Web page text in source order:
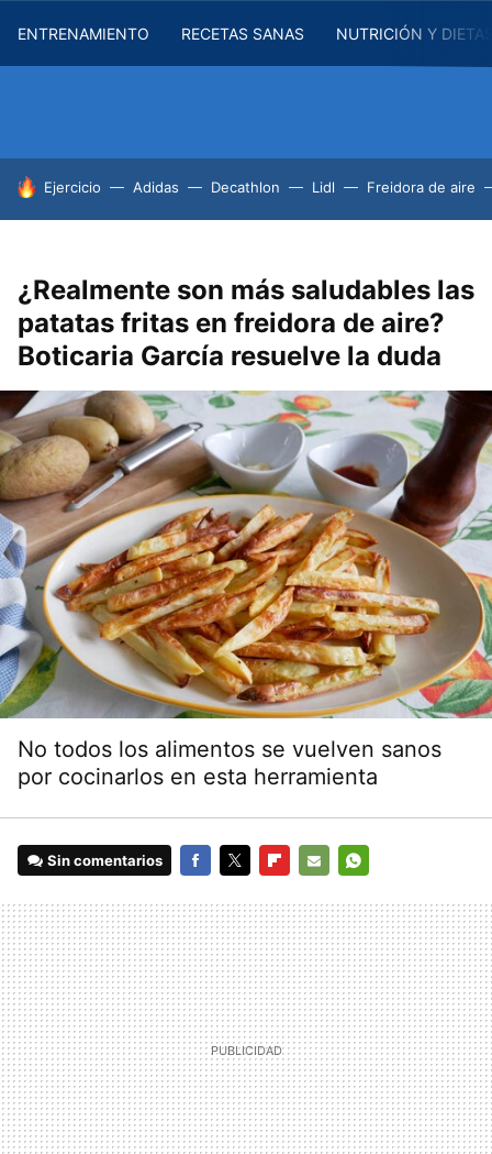
ENTRENAMIENTO RECETAS SANAS NUTRICIÓN Y
HOY SE HABLA DE
Ejercicio Adidas Decathlon Lidl Freidora de aire
¿Realmente son más saludables las
patatas fritas en freidora de aire?
Boticaria García resuelve la duda
No todos los alimentos se vuelven sanos
por cocinarlos en esta herramienta
Sin comentarios
MAIL